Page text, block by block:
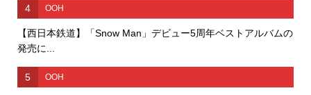
4 OOH
【西日本鉄道】「Snow Man」デビュー5周年ベストアルバムの
発売に...
5 OOH